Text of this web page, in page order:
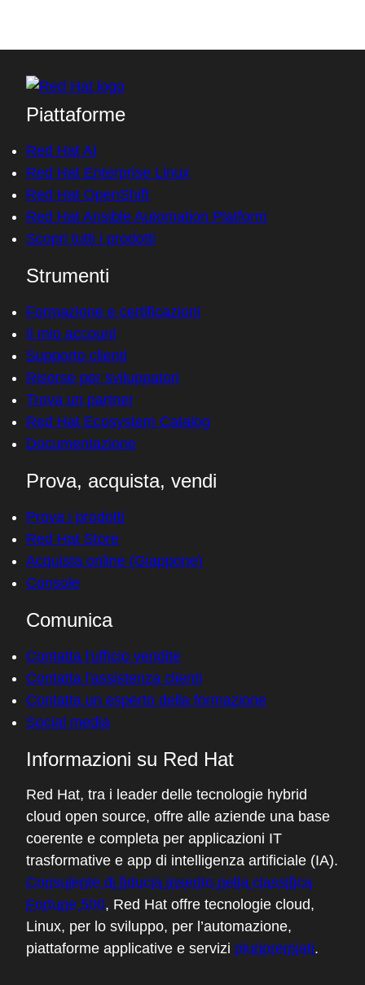
Company *
Department *
Job role *
Country/Region *
Red Hat may use your personal data to inform you about its
products, services, and events.
Notify me about products, services, and events.
You can stop receiving marketing emails by clicking
the unsubscribe link in each email or withdrawing
your consent at any time in the
Submit
Piattaforme
Red Hat Enterprise Linux
Red Hat OpenShift
Red Hat Ansible Automation Platform
Scopri tutti i prodotti
Strumenti
Formazione e certificazioni
Il mio account
Risorse per sviluppatori
Trova un partner
Red Hat Ecosystem Catalog
Documentazione